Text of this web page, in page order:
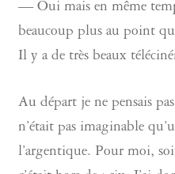
— Oui mais en même
beaucoup plus au point
Il y a de très beaux
Au départ je ne pensais
n’était pas imaginable
l’argentique. Pour moi,